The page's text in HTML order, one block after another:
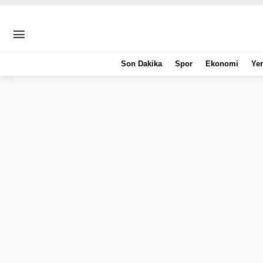
Son Dakika Spor Ekonomi